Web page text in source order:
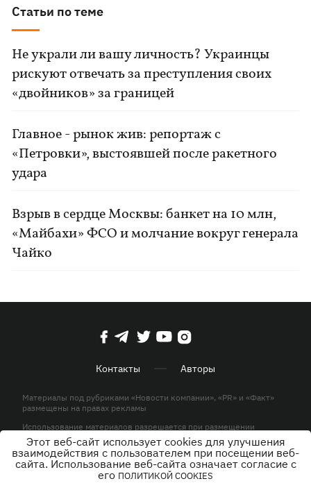
Статьи по теме
Не украли ли вашу личность? Украинцы
рискуют отвечать за преступления своих
«двойников» за границей
Главное - рынок жив: репортаж с
«Петровки», выстоявшей после ракетного
удара
Взрыв в сердце Москвы: банкет на 10 млн,
«Майбахи» ФСО и молчание вокруг генерала
Чайко
Контакты Авторы
Материалы под рубриками «Новости компании», «PR» и «Факт»
размещены на правах рекламы
Использование материалов разрешается при размещении
активной гиперссылки на KP.UA в первом абзаце.
© ООО «ЮЛАВ МЕДИА»,2026. Все права защищены.
Этот веб-сайт использует cookies для улучшения
взаимодействия с пользователем при посещении веб-
сайта. Использование веб-сайта означает согласие с
его ПОЛИТИКОЙ COOKIES